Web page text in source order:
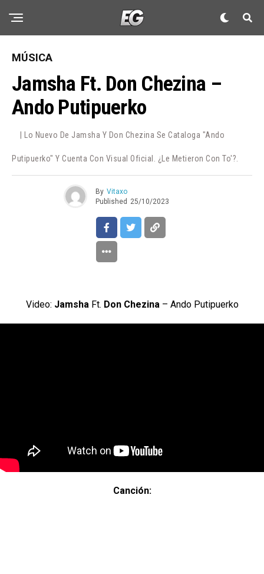
MÚSICA
Jamsha Ft. Don Chezina –
Ando Putipuerko
| Lo Nuevo De Jamsha Y Don Chezina Se Cataloga "Ando
Putipuerko" Y Cuenta Con Visual Oficial. ¿Le Metieron Con To'?.
By Vitaxo
Published 25/10/2023
Video: Jamsha Ft. Don Chezina – Ando Putipuerko
Canción: